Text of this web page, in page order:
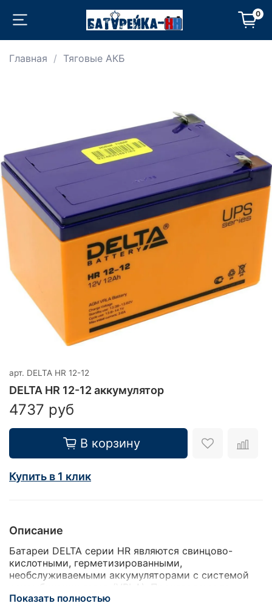
0
Главная Тяговые АКБ
арт. DELTA HR 12-12
DELTA HR 12-12 аккумулятор
4737 руб
В корзину
Купить в 1 клик
Описание
Батареи DELTA серии HR являются свинцово-
кислотными, герметизированными,
необслуживаемыми аккумуляторами с системой
рекомбинации газов (VRLA). Произведены по
технологии AGM (электролит, абсорбированный в
Показать полностью